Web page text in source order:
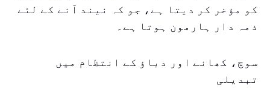
کو مؤخر کر دیتا ہے، جو کہ نیند آنے کے لئے
ذمہ دار ہارمون ہوتا ہے۔
سوچ، کھانے اور دباؤ کے انتظام میں
تبدیلی